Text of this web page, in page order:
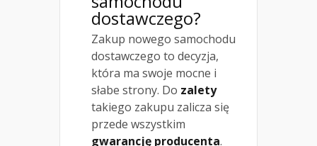
dostawczego?
Zakup nowego samochodu
dostawczego to decyzja,
która ma swoje mocne i
słabe strony. Do zalety
takiego zakupu zalicza się
przede wszystkim
gwarancję producenta.